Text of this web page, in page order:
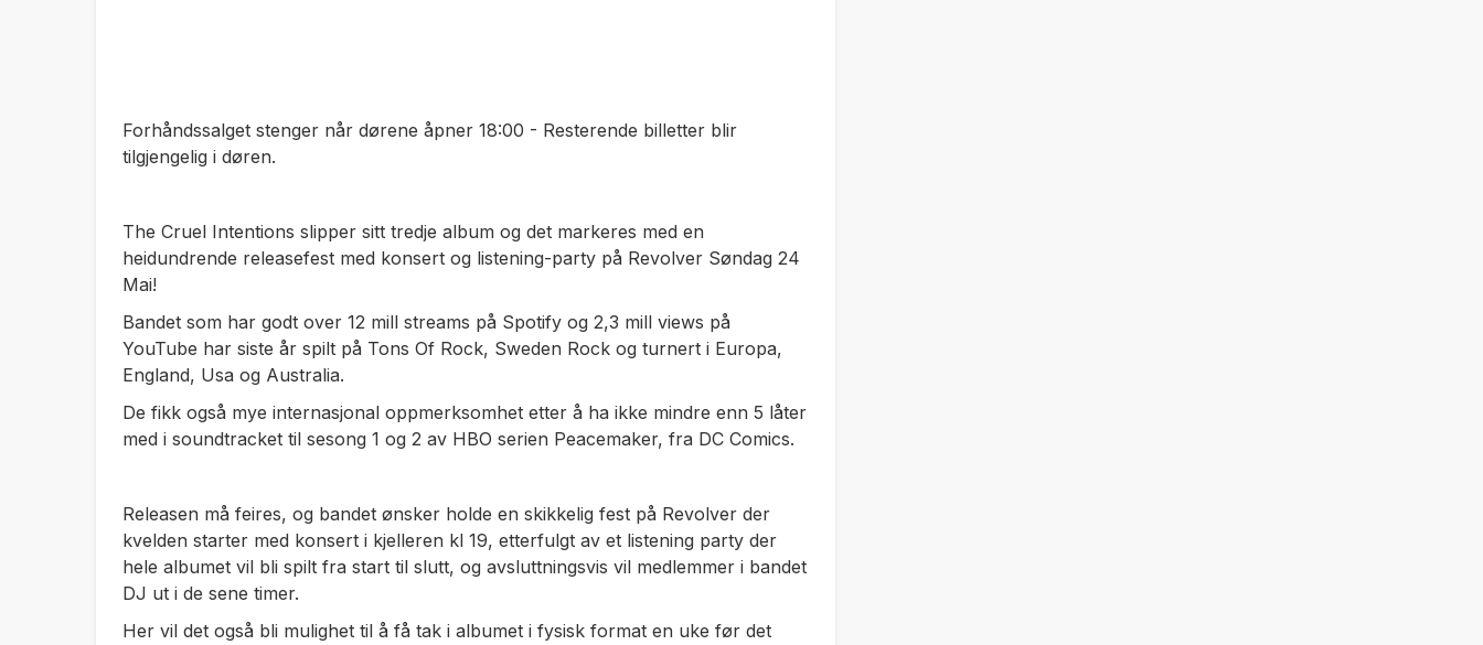
Forhåndssalget stenger når dørene åpner 18:00 - Resterende billetter blir
tilgjengelig i døren.
The Cruel Intentions slipper sitt tredje album og det markeres med en
heidundrende releasefest med konsert og listening-party på Revolver Søndag 24
Mai!
Bandet som har godt over 12 mill streams på Spotify og 2,3 mill views på
YouTube har siste år spilt på Tons Of Rock, Sweden Rock og turnert i Europa,
England, Usa og Australia.
De fikk også mye internasjonal oppmerksomhet etter å ha ikke mindre enn 5 låter
med i soundtracket til sesong 1 og 2 av HBO serien Peacemaker, fra DC Comics.
Releasen må feires, og bandet ønsker holde en skikkelig fest på Revolver der
kvelden starter med konsert i kjelleren kl 19, etterfulgt av et listening party der
hele albumet vil bli spilt fra start til slutt, og avsluttningsvis vil medlemmer i bandet
DJ ut i de sene timer.
Her vil det også bli mulighet til å få tak i albumet i fysisk format en uke før det